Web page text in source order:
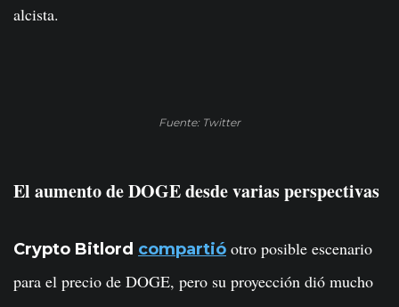
alcista.
Fuente: Twitter
El aumento de DOGE desde varias perspectivas
Crypto Bitlord compartió otro posible escenario
para el precio de DOGE, pero su proyección dió mucho